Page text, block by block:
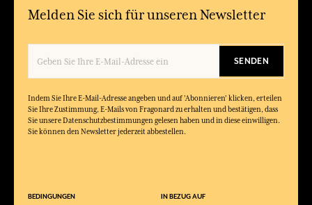
Melden Sie sich für unseren Newsletter
SENDEN
Indem Sie Ihre E-Mail-Adresse angeben und auf 'Abonnieren' klicken, erteilen
Sie Ihre Zustimmung, E-Mails von Fragonard zu erhalten und bestätigen, dass
Sie unsere Datenschutzbestimmungen gelesen haben und in diese einwilligen.
Sie können den Newsletter jederzeit abbestellen.
BEDINGUNGEN IN BEZUG AUF